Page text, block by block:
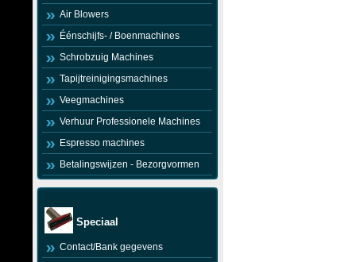
Air Blowers
Éénschijfs- / Boenmachines
Schrobzuig Machines
Tapijtreinigingsmachines
Veegmachines
Verhuur Professionele Machines
Espresso machines
Betalingswijzen - Bezorgvormen
Speciaal
Contact/Bank gegevens